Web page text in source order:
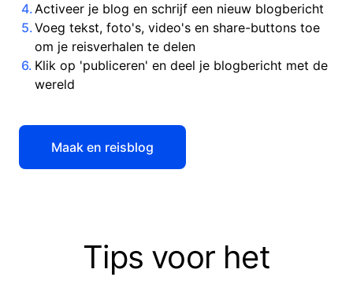
Activeer je blog en schrijf een nieuw blogbericht
Voeg tekst, foto's, video's en share-buttons toe
om je reisverhalen te delen
Klik op 'publiceren' en deel je blogbericht met de
wereld
Maak en reisblog
Tips voor het